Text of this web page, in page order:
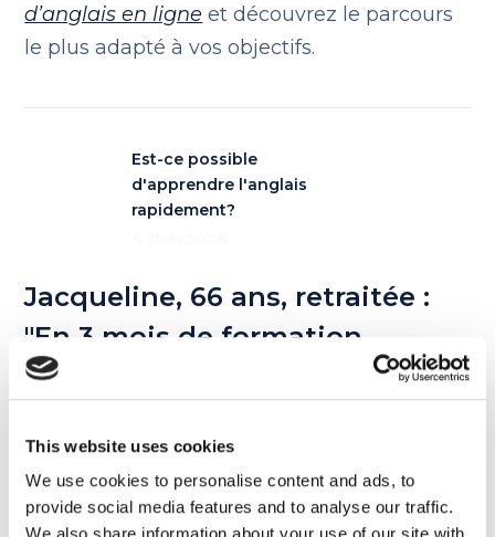
This website uses cookies
We use cookies to personalise content and ads, to
provide social media features and to analyse our traffic.
d’anglais en ligne et découvrez le parcours
le plus adapté à vos objectifs.
Est-ce possible
d'apprendre l'anglais
rapidement?
Jacqueline, 66 ans, retraitée :
"En 3 mois de formation
d'anglais chez MyES, j'ai enfin
6 juin 2026